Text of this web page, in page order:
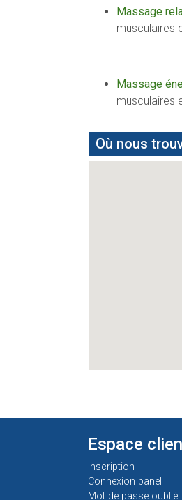
Massage
musculaires
Massage
musculaires
Où nous
Espace
Inscription
Connexion panel
Mot de passe oublié